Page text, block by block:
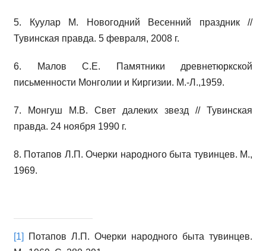
5. Куулар М. Новогодний Весенний праздник //
Тувинская правда. 5 февраля, 2008 г.
6. Малов С.Е. Памятники древнетюркской
письменности Монголии и Киргизии. М.-Л.,1959.
7. Монгуш М.В. Свет далеких звезд // Тувинская
правда. 24 ноября 1990 г.
8. Потапов Л.П. Очерки народного быта тувинцев. М.,
1969.
[1]
Потапов Л.П. Очерки народного быта тувинцев.